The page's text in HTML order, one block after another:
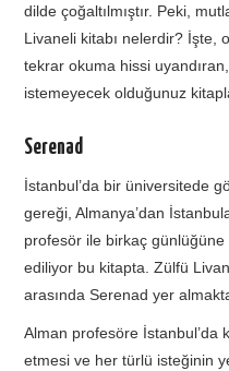
dilde çoğaltılmıştır. Peki,
Livaneli kitabı nelerdir? İşte,
tekrar okuma hissi
istemeyecek olduğunuz
Serenad
İstanbul’da bir üniversitede
gereği, Almanya’dan
profesör ile birkaç günlüğüne
ediliyor bu kitapta. Zülfü
arasında Serenad yer
Alman profesöre İstanbul’da
etmesi ve her türlü isteğinin